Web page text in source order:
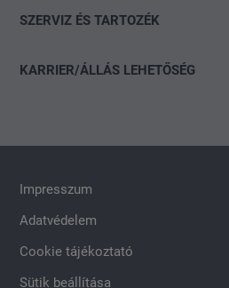
CUPRA
Konfigurálás
Részletes keresés
SZERVIZ ÉS TARTOZÉK
Szervizidőpont-foglalás
KARRIER/ÁLLÁS LEHETŐSÉG
Impresszum
Adatvédelem
Cookie tájékoztató
Sütik beállítása